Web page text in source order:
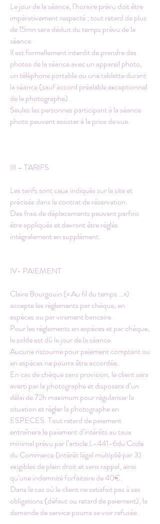
Le jour de la séance, l’horaire prévu doit être
impérativement respecté ; tout retard de plus
de 15mn sera déduit du temps prévu de la
séance.
Il est formellement interdit de prendre des
photos de la séance avec un appareil photo,
un téléphone portable ou une tablette durant
la séance (sauf accord préalable exceptionnel
de la photographe).
Seules les personnes participant à la séance
photo peuvent assister à la prise de vue.
III – TARIFS
Les tarifs sont ceux indiqués sur le site et
précisés dans le contrat de réservation.
Des frais de déplacements peuvent parfois
être appliqués et devront être réglés
intégralement en supplément.
IV- PAIEMENT
Claire Bourgouin (« Au fil du temps …»)
accepte les règlements par chèque, en
espèces ou par virement bancaire.
Pour les règlements en espèces et par chèque,
le solde est dû le jour de la séance.
Aucune ristourne pour paiement comptant ou
en espèces ne pourra être accordée.
En cas de chèque sans provision, le client sera
averti par la photographe et disposera d’un
délai de 72h maximum pour régulariser la
situation et régler la photographe en
ESPECES. Tout retard de paiement
entraînera le paiement d’intérêts au taux
minimal prévu par l’article L-441-6du Code
du Commerce (intérêt légal multiplié par 3)
exigibles de plein droit et sans rappel, ainsi
qu’une indemnité forfaitaire de 40€.
Dans le cas où le client ne satisfait pas à ses
obligations (défaut ou retard de paiement), la
demande de service pourra se voir refusée.